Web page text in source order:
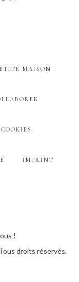
MAISON
IMPRINT
!
droits réservés.